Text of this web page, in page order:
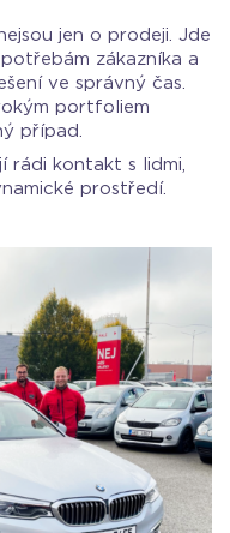
jen o prodeji. Jde
zákazníka a
ve správný čas.
portfoliem
případ.
rádi kontakt s lidmi,
prostředí.